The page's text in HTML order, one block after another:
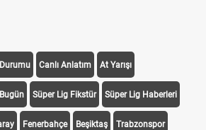
Canlı Anlatım At Yarışı
Süper Lig Fikstür Süper Lig Haberleri
Fenerbahçe Beşiktaş Trabzonspor